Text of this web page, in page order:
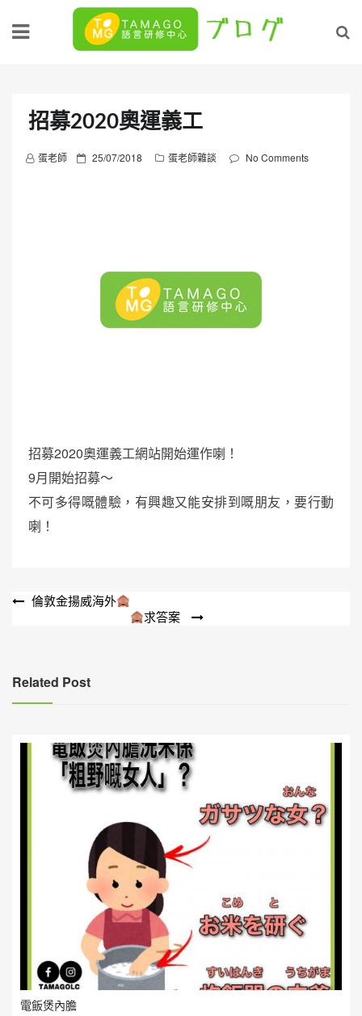
招募2020奧運義工
蛋老師
P 25/07/2018 蛋老師雜談 No Comments
招募2020奧運義工網站開始運作喇！
9月開始招募～
不可多得嘅體驗，有興趣又能安排到嘅朋友，要行動
喇！
文
覽
倫敦金揚威海外
求答案
Related Post
電飯煲內膽